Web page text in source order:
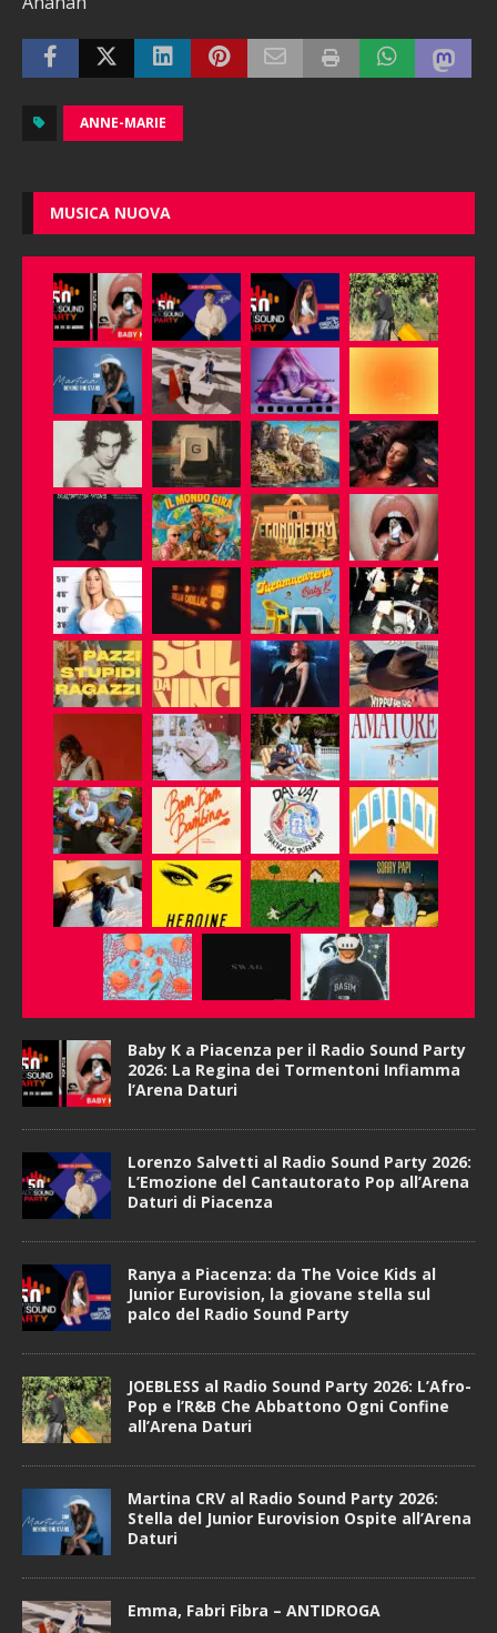
ANNE-MARIE
MUSICA NUOVA
Baby K a Piacenza per il Radio Sound Party
2026: La Regina dei Tormentoni Infiamma
l’Arena Daturi
Lorenzo Salvetti al Radio Sound Party 2026:
L’Emozione del Cantautorato Pop all’Arena
Daturi di Piacenza
Ranya a Piacenza: da The Voice Kids al
Junior Eurovision, la giovane stella sul
palco del Radio Sound Party
JOEBLESS al Radio Sound Party 2026: L’Afro-
Pop e l’R&B Che Abbattono Ogni Confine
all’Arena Daturi
Martina CRV al Radio Sound Party 2026:
Stella del Junior Eurovision Ospite all’Arena
Daturi
Emma, Fabri Fibra – ANTIDROGA